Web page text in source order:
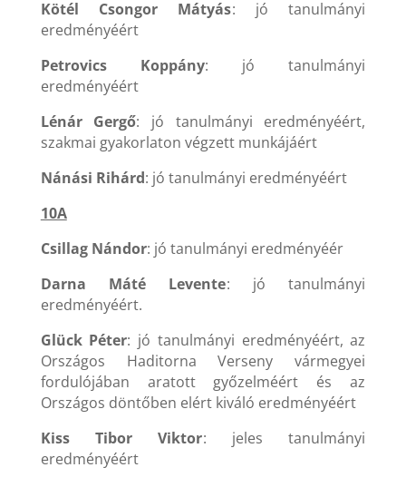
Kötél Csongor Mátyás: jó tanulmányi
eredményéért
Petrovics Koppány: jó tanulmányi
eredményéért
Lénár Gergő: jó tanulmányi eredményéért,
szakmai gyakorlaton végzett munkájáért
Nánási Rihárd: jó tanulmányi eredményéért
10A
Csillag Nándor: jó tanulmányi eredményéér
Darna Máté Levente: jó tanulmányi
eredményéért.
Glück Péter: jó tanulmányi eredményéért, az
Országos Haditorna Verseny vármegyei
fordulójában aratott győzelméért és az
Országos döntőben elért kiváló eredményéért
Kiss Tibor Viktor: jeles tanulmányi
eredményéért